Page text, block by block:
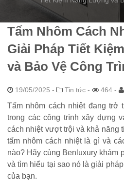
Tấm Nhôm Cách
Giải Pháp Tiết
và Bảo Vệ Công
19/05/2025 - Tin tức - 464 -
Tấm nhôm cách nhiệt đang trở
trong các công trình xây dựng
cách nhiệt vượt trội và khả năng
tấm nhôm cách nhiệt là gì và
nào? Hãy cùng Benluxury khám
và tìm hiểu tại sao nó là giải
của bạn.